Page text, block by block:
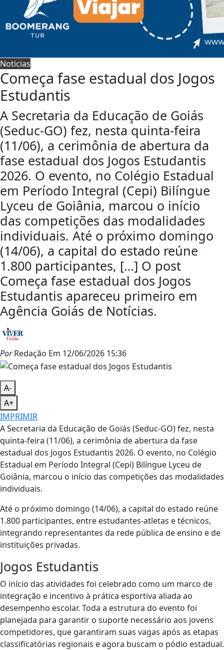
Noticias
Começa fase estadual dos Jogos
Estudantis
A Secretaria da Educação de Goiás
(Seduc-GO) fez, nesta quinta-feira
(11/06), a cerimônia de abertura da
fase estadual dos Jogos Estudantis
2026. O evento, no Colégio Estadual
em Período Integral (Cepi) Bilíngue
Lyceu de Goiânia, marcou o início
das competições das modalidades
individuais. Até o próximo domingo
(14/06), a capital do estado reúne
1.800 participantes, […] O post
Começa fase estadual dos Jogos
Estudantis apareceu primeiro em
Agência Goiás de Notícias.
PorRedação Em 12/06/2026 15:36
A-
A+
IMPRIMIR
A Secretaria da Educação de Goiás (Seduc-GO) fez, nesta
quinta-feira (11/06), a cerimônia de abertura da fase
estadual dos Jogos Estudantis 2026. O evento, no Colégio
Estadual em Período Integral (Cepi) Bilíngue Lyceu de
Goiânia, marcou o início das competições das modalidades
individuais.
Até o próximo domingo (14/06), a capital do estado reúne
1.800 participantes, entre estudantes-atletas e técnicos,
integrando representantes da rede pública de ensino e de
instituições privadas.
Jogos Estudantis
O início das atividades foi celebrado como um marco de
integração e incentivo à prática esportiva aliada ao
desempenho escolar. Toda a estrutura do evento foi
planejada para garantir o suporte necessário aos jovens
competidores, que garantiram suas vagas após as etapas
classificatórias regionais e agora buscam o pódio estadual.